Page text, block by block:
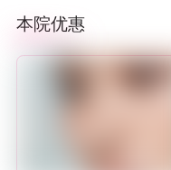
本院优惠